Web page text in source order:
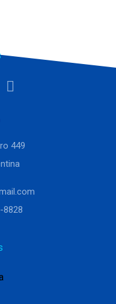
449
8828